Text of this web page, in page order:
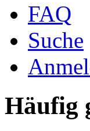
FAQ
Suche
Häufig